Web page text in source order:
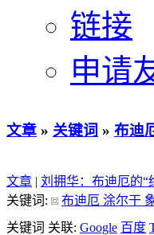
链接
申请
文章 » 关键词 » 布迪
文章 | 刘拥华：布迪厄的“
关键词:
布迪厄 涂尔干
关键词 关联: Google 百度